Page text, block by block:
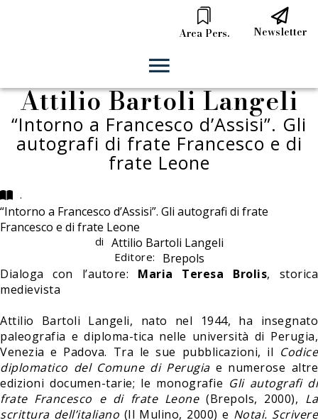
Area Pers. Newsletter
Attilio Bartoli Langeli
“Intorno a Francesco d’Assisi”. Gli
autografi di frate Francesco e di
frate Leone
.
“Intorno a Francesco d’Assisi”. Gli autografi di frate
Francesco e di frate Leone
di Attilio Bartoli Langeli
Editore:
Brepols
Dialoga con l’autore: Maria Teresa Brolis, storica
medievista
Attilio Bartoli Langeli, nato nel 1944, ha insegnato
paleografia e diploma-tica nelle università di Perugia,
Venezia e Padova. Tra le sue pubblicazioni, il Codice
diplomatico del Comune di Perugia e numerose altre
edizioni documen-tarie; le monografie Gli autografi di
frate Francesco e di frate Leone (Brepols, 2000), La
scrittura dell’italiano (Il Mulino, 2000) e Notai. Scrivere